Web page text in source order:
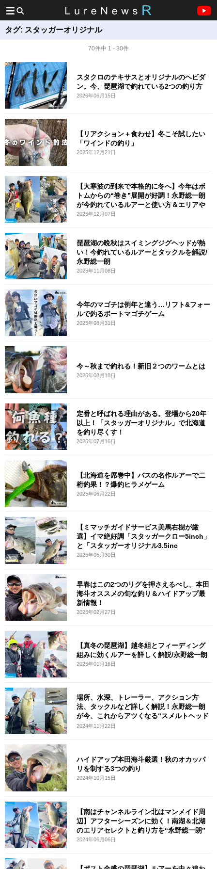
タグ: スタッガーオリジナル
70件中 1 - 30件
スタクロのテキサスとオリジナルのヘビダ
ン。今、琵琶湖で釣れている2つの釣り方
2026年06月15日
【リアクション＋食わせ】冬こそ試したい
「ワインドの釣り」
2025年12月21日
【大寒波の到来で本格的に冬へ】今年はボ
トムからの“巻き”展開が好調！永野総一朗
が今釣れているルアーと使い方＆エリアや
2025年12月07日
琵琶湖の晩秋はスイミングジグヘッドが熱
い！今釣れているルアーとタックルを解説/
永野総一朗
2025年11月08日
今年のマゴチは例年と違う…リフト&フォー
ルで釣るボートマゴチゲーム
2025年08月31日
今～秋まで釣れる！新旧２つのワームとは
2025年08月18日
定番と呼ばれる理由がある。登場から20年
以上！「スタッガーオリジナル」で北海道
を釣り尽くす！
2025年07月16日
【北海道を席巻中】バスの名作ルアーで二
桁釣果！？爆釣ヒラメゲーム
2025年06月22日
【ミマッチガイドサービス美馬右樹が厳
選】イマ絶好調「スタッガークロー5inch」
と「スタッガーオリジナル3.5inc
2025年05月30日
早春はこの2つのリグを押さえるべし。本田
海斗オススメの旬な釣り＆ハイドアップ最
新情報！
2025年02月27日
【真冬の琵琶湖】越冬組とフィーディング
組みに効くルアーを詳しく解説/永野総一朗
2025年01月16日
場所、水深、トレーラー、アクション方
法、タックルなど詳しく解説！永野総一朗
が今、これからアツくなる“スメルトヘッド
ゲ
2024年11月22日
ハイドアップ本田海斗厳選！秋のオカッパ
リを制する3つの釣り
2024年10月15日
【南はチャンネルライン北はマンメイド周
辺】アフターシーズンに効く！南湖＆北湖
のエリアセレクトと釣り方を“永野総一朗”
2024年06月06日